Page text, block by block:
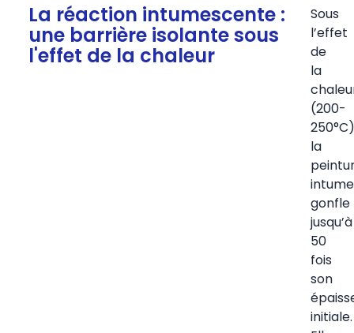
La réaction intumescente :
une barrière isolante sous
l'effet de la chaleur
Sous
l’effet
de
la
(200-
la
gonfle
jusqu’à
50
fois
son
initiale.